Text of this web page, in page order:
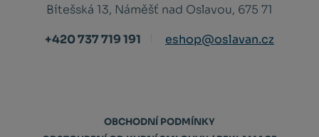
Bítešská 13, Náměšť nad Oslavou, 675 71
+420 737 719 191
eshop@oslavan.cz
OBCHODNÍ PODMÍNKY